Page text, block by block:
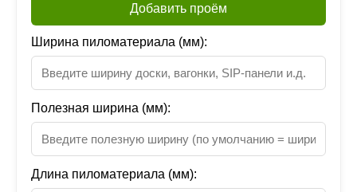
Добавить проём
Ширина пиломатериала (мм):
Полезная ширина (мм):
Длина пиломатериала (мм):